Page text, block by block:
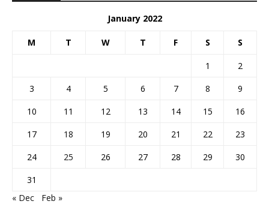
January 2022
M T W T F S S
1
2
3
4 5 6 7 8
9
10
11 12 13 14 15
16
17
18 19 20 21 22
23
24
25 26 27 28 29
30
31
« Dec
Feb »